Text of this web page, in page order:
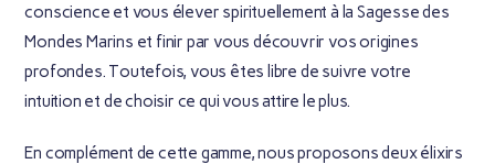
conscience et vous élever spirituellement à la Sagesse des
Mondes Marins et finir par vous découvrirvos origines
profondes. Toutefois, vous êtes libre de suivre votre
intuition et de choisir ce qui vous attire le plus.
En complément de cette gamme, nous proposons deux élixirs